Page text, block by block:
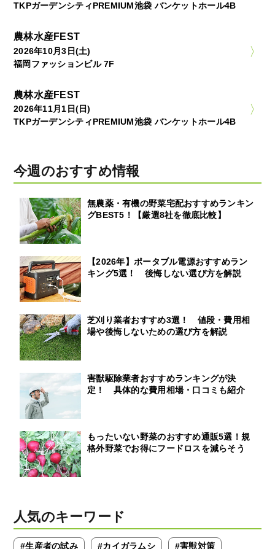
TKPガーデンシティPREMIUM池袋 バンケットホール4B
農林水産FEST
2026年10月3日(土)
福岡ファッションビル 7F
農林水産FEST
2026年11月1日(日)
TKPガーデンシティPREMIUM池袋 バンケットホール4B
今週のおすすめ情報
無農薬・有機の野菜宅配おすすめランキン
グBEST5！【厳選8社を徹底比較】
【2026年】ポータブル電源おすすめラン
キング5選！ 後悔しない選び方を解説
芝刈り業者おすすめ3選！ 値段・費用相
場や後悔しないための選び方を解説
害獣駆除業者おすすめランキングが決
定！ 具体的な費用相場・口コミも紹介
もったいない野菜のおすすめ通販5選！規
格外野菜でお得にフードロスを減らそう
人気のキーワード
#生産者の試み #カイガラムシ #害獣対策